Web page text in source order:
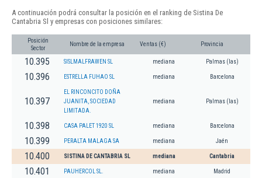
A continuación podrá consultar la posición en el ranking de Sistina De
Cantabria Sl y empresas con posiciones similares:
Posición
Sector
Nombre de la empresa Ventas (€) Provincia
10.395 SISLMALFRAWEN SL mediana Palmas (las)
10.396 ESTRELLA FUHAO SL mediana Barcelona
10.397
EL RINCONCITO DOÑA
JUANITA, SOCIEDAD
LIMITADA.
mediana Palmas (las)
10.398 CASA PALET 1920 SL mediana Barcelona
10.399 PERALTA MALAGA SA mediana Jaén
10.400 SISTINA DE CANTABRIA SL mediana Cantabria
10.401 PAUHERCOL SL. mediana Madrid